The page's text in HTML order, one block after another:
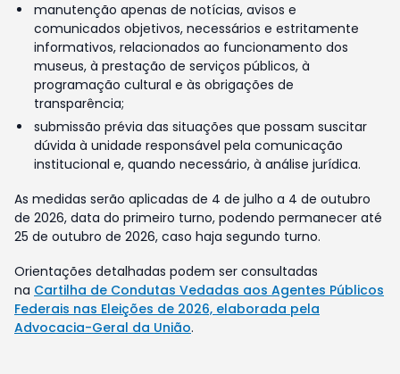
manutenção apenas de notícias, avisos e
comunicados objetivos, necessários e estritamente
informativos, relacionados ao funcionamento dos
museus, à prestação de serviços públicos, à
programação cultural e às obrigações de
transparência;
submissão prévia das situações que possam suscitar
dúvida à unidade responsável pela comunicação
institucional e, quando necessário, à análise jurídica.
As medidas serão aplicadas de 4 de julho a 4 de outubro
de 2026, data do primeiro turno, podendo permanecer até
25 de outubro de 2026, caso haja segundo turno.
Orientações detalhadas podem ser consultadas
na Cartilha de Condutas Vedadas aos Agentes Públicos
Federais nas Eleições de 2026, elaborada pela
Advocacia-Geral da União.